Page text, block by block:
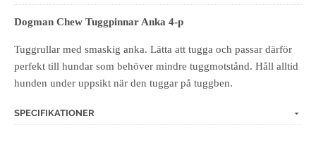
Dogman Chew Tuggpinnar Anka 4-p
Tuggrullar med smaskig anka. Lätta att tugga och passar därför
perfekt till hundar som behöver mindre tuggmotstånd. Håll alltid
hunden under uppsikt när den tuggar på tuggben.
SPECIFIKATIONER